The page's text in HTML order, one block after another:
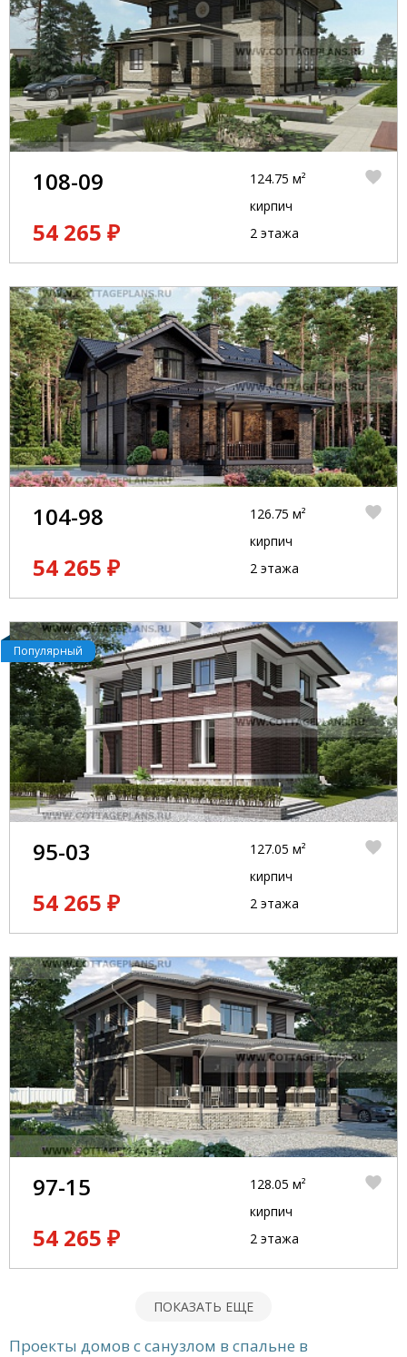
108-09
54 265 ₽
124.75 м²
кирпич
2 этажа
104-98
54 265 ₽
126.75 м²
кирпич
2 этажа
Популярный
95-03
54 265 ₽
127.05 м²
кирпич
2 этажа
97-15
54 265 ₽
128.05 м²
кирпич
2 этажа
ПОКАЗАТЬ ЕЩЕ
Проекты домов с санузлом в спальне в